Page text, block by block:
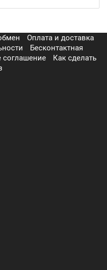
Оплата и доставка
Бесконтактная
соглашение
Как сделать